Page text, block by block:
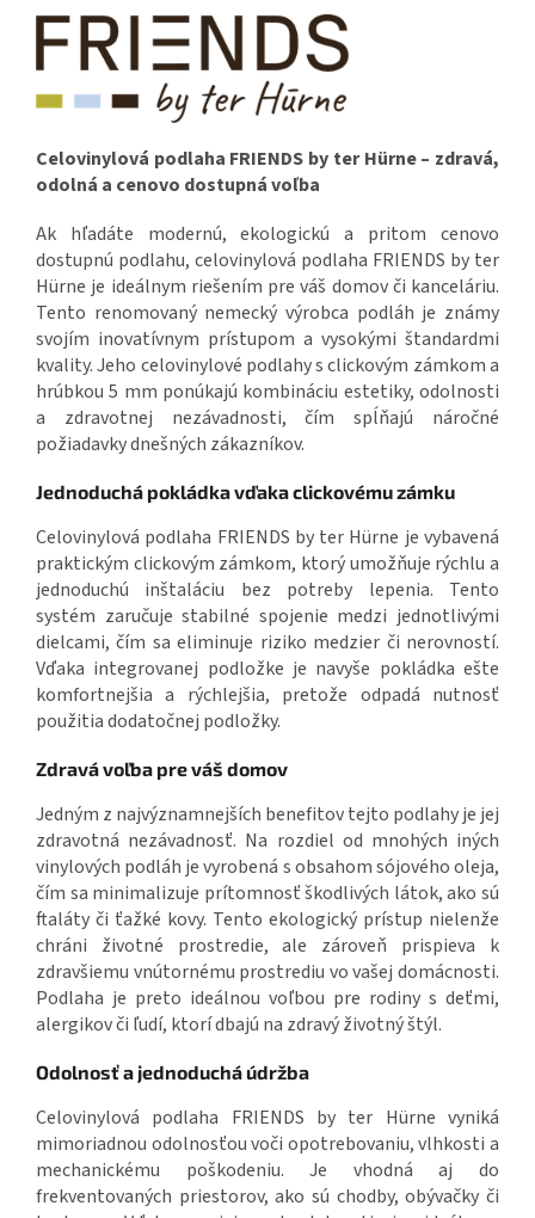
Celovinylová podlaha FRIENDS by ter Hürne – zdravá,
odolná a cenovo dostupná voľba
Ak hľadáte modernú, ekologickú a pritom cenovo
dostupnú podlahu, celovinylová podlaha FRIENDS by ter
Hürne je ideálnym riešením pre váš domov či kanceláriu.
Tento renomovaný nemecký výrobca podláh je známy
svojím inovatívnym prístupom a vysokými štandardmi
kvality. Jeho celovinylové podlahy s clickovým zámkom a
hrúbkou 5 mm ponúkajú kombináciu estetiky, odolnosti
a zdravotnej nezávadnosti, čím spĺňajú náročné
požiadavky dnešných zákazníkov.
Jednoduchá pokládka vďaka clickovému zámku
Celovinylová podlaha FRIENDS by ter Hürne je vybavená
praktickým clickovým zámkom, ktorý umožňuje rýchlu a
jednoduchú inštaláciu bez potreby lepenia. Tento
systém zaručuje stabilné spojenie medzi jednotlivými
dielcami, čím sa eliminuje riziko medzier či nerovností.
Vďaka integrovanej podložke je navyše pokládka ešte
komfortnejšia a rýchlejšia, pretože odpadá nutnosť
použitia dodatočnej podložky.
Zdravá voľba pre váš domov
Jedným z najvýznamnejších benefitov tejto podlahy je jej
zdravotná nezávadnosť. Na rozdiel od mnohých iných
vinylových podláh je vyrobená s obsahom sójového oleja,
čím sa minimalizuje prítomnosť škodlivých látok, ako sú
ftaláty či ťažké kovy. Tento ekologický prístup nielenže
chráni životné prostredie, ale zároveň prispieva k
zdravšiemu vnútornému prostrediu vo vašej domácnosti.
Podlaha je preto ideálnou voľbou pre rodiny s deťmi,
alergikov či ľudí, ktorí dbajú na zdravý životný štýl.
Odolnosť a jednoduchá údržba
Celovinylová podlaha FRIENDS by ter Hürne vyniká
mimoriadnou odolnosťou voči opotrebovaniu, vlhkosti a
mechanickému poškodeniu. Je vhodná aj do
frekventovaných priestorov, ako sú chodby, obývačky či